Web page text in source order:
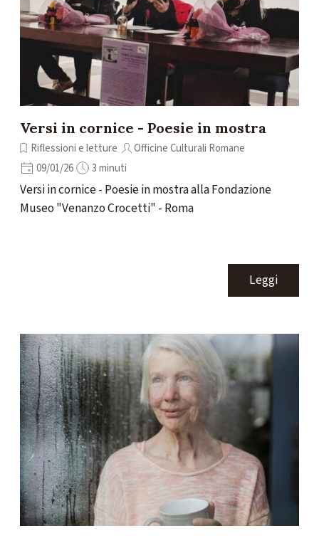
Versi in cornice - Poesie in mostra
Riflessioni e letture
Officine Culturali Romane
09/01/26
3 minuti
Versi in cornice - Poesie in mostra alla Fondazione
Museo "Venanzo Crocetti" - Roma
Leggi